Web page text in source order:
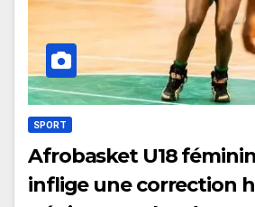
SPORT
Afrobasket U18
inflige une correction